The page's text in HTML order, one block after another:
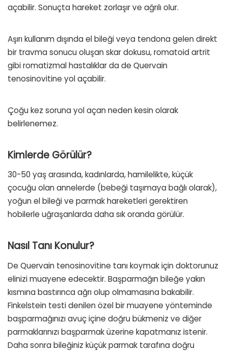
açabilir. Sonuçta hareket zorlaşır ve ağrılı olur.
Aşırı kullanım dışında el bileği veya tendona gelen direkt
bir travma sonucu oluşan skar dokusu, romatoid artrit
gibi romatizmal hastalıklar da de Quervain
tenosinovitine yol açabilir.
Çoğu kez soruna yol açan neden kesin olarak
belirlenemez.
Kimlerde Görülür?
30-50 yaş arasında, kadınlarda, hamilelikte, küçük
çocuğu olan annelerde (bebeği taşımaya bağlı olarak),
yoğun el bileği ve parmak hareketleri gerektiren
hobilerle uğraşanlarda daha sık oranda görülür.
Nasıl Tanı Konulur?
De Quervain tenosinovitine tanı koymak için doktorunuz
elinizi muayene edecektir. Başparmağın bileğe yakın
kısmına bastırınca ağrı olup olmamasına bakabilir.
Finkelstein testi denilen özel bir muayene yönteminde
başparmağınızı avuç içine doğru bükmeniz ve diğer
parmaklarınızı başparmak üzerine kapatmanız istenir.
Daha sonra bileğiniz küçük parmak tarafına doğru